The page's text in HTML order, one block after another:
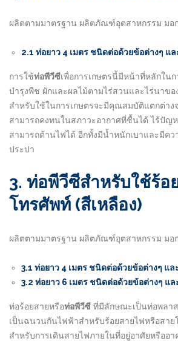
ผลิตตามมาตรฐาน ผลิตภัณฑ์อุตสาหกรรม มอก
2.1 ท่อยาว 4 เมตร ชนิดต่อด้วยข้อต่างๆ แ
การใช้ท่อพีวีซีเพื่อการเกษตรนี้มีหน้าที่หลักในก
บำรุงพืช ผักและผลไม้ตามไร่สวนและไร่นาขอ
สำหรับใช้ในการเกษตรจะมีคุณสมบัติแตกต่าง
สามารถคงทนในสภาวะอากาศที่ชื้นได้ ไร้ปัญ
สามารถต้านไฟได้ อีกทั้งมีน้ำหนักเบาและมีคว
ประปา
3. ท่อพีวีซีสำหรับใช้ร้อ
โทรศัพท์ (สีเหลือง)
ผลิตตามมาตรฐาน ผลิตภัณฑ์อุตสาหกรรม มอก
3.1 ท่อยาว 4 เมตร ชนิดต่อด้วยข้อต่างๆ แ
3.2 ท่อยาว 6 เมตร ชนิดต่อด้วยข้อต่างๆ แ
ท่อร้อยสายหรือท่อพีวีซี ที่มีลักษณะเป็นท่อพลา
เป็นฉนวนกันไฟฟ้าสำหรับร้อยสายไฟหรือสา
สำหรับการเดินสายไฟภายในที่อยู่อาศัยหรืออ